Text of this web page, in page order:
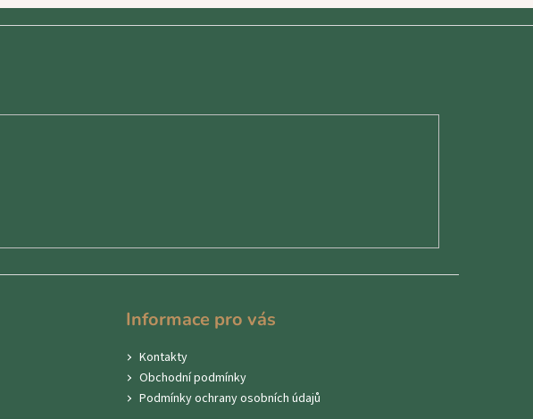
Informace pro vás
Kontakty
Obchodní podmínky
Podmínky ochrany osobních údajů